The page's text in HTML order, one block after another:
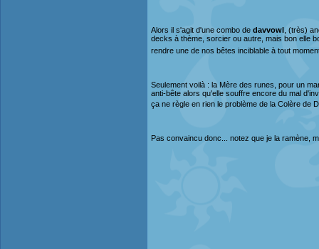
Alors il s'agit d'une combo de davvowl , (très)
decks à thème, sorcier ou autre, mais bon elle
rendre une de nos bêtes inciblable à tout
Seulement voilà : la Mère des runes, pour un
anti-bête alors qu'elle souffre encore du mal
ça ne règle en rien le problème de la Colère de
Pas convaincu donc... notez que je la ramène,